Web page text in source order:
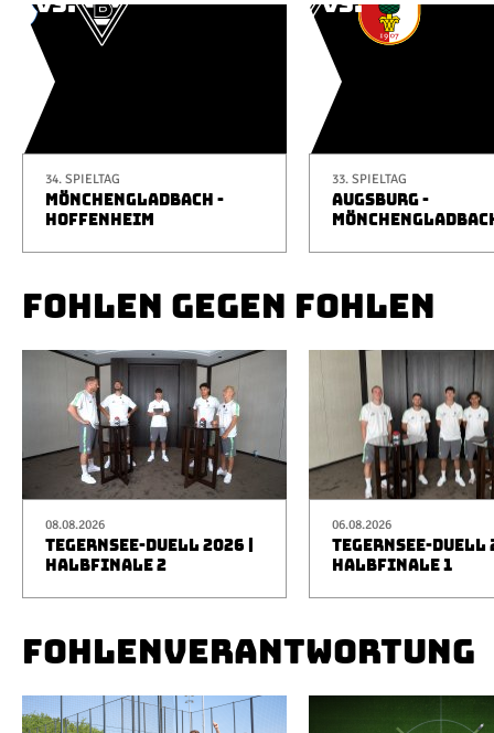
34. SPIELTAG
MÖNCHENGLADBACH -
HOFFENHEIM
33. SPIELTAG
AUGSBURG -
FOHLEN GEGEN FOHLEN
08.08.2026
TEGERNSEE-DUELL 2026 |
HALBFINALE 2
06.08.2026
TEGERNSEE-DUELL
HALBFINALE 1
FOHLENVERANTWORTUNG